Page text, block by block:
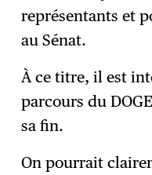
représentants et
au Sénat.
À ce titre, il est
parcours du
sa fin.
On pourrait